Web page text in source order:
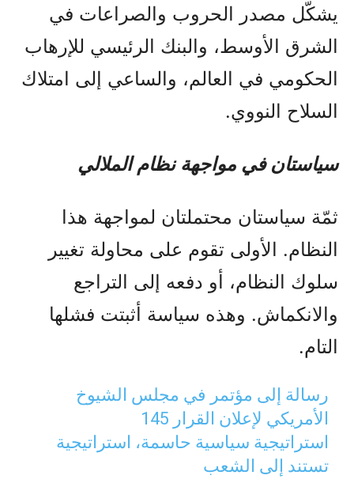
يشكّل مصدر الحروب والصراعات في
الشرق الأوسط، والبنك الرئيسي للإرهاب
الحكومي في العالم، والساعي إلى امتلاك
السلاح النووي.
سياستان في مواجهة نظام الملالي
ثمّة سياستان محتملتان لمواجهة هذا
النظام. الأولى تقوم على محاولة تغيير
سلوك النظام، أو دفعه إلى التراجع
والانكماش. وهذه سياسة أثبتت فشلها
التام.
رسالة إلى مؤتمر في مجلس الشيوخ
الأمريكي لإعلان القرار 145
استراتيجية سياسية حاسمة، استراتيجية
تستند إلى الشعب